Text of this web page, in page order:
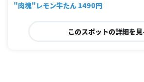
"肉塊"レモン牛たん 1490円
このスポットの詳細を見